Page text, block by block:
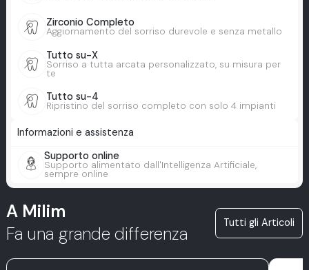
Zirconio Completo
Aggiornamento del sorriso durevole e senza metallo
Tutto su-X
Sorriso a tutta arcata personalizzato, su misura per
te
Tutto su-4
Ripristino del sorriso completo con solo 4 impianti
Informazioni e assistenza
Supporto online
Supporto alimentato dall'Intelligenza Artificiale,
sempre online
A Milim
Fa una grande differenza
Tutti gli Articoli